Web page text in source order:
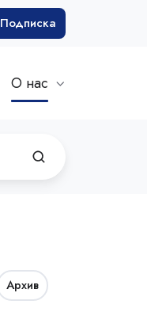
Подписка
О нас
Архив